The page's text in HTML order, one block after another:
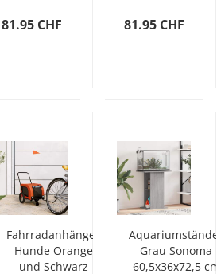
81.95 CHF 81.95 CHF
Fahrradanhänger
Hunde Orange
und Schwarz
Aquariumständer
Grau Sonoma
60,5x36x72,5 cm